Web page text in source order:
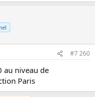
#7 260
au niveau de
Paris